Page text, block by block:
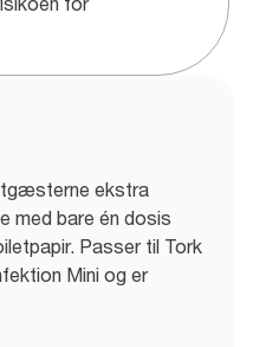
ekstra
med bare én dosis
Passer til Tork
Mini og er